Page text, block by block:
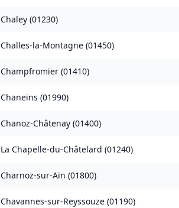
Chaley (01230)
Challes-la-Montagne (01450)
Champfromier (01410)
Chaneins (01990)
Chanoz-Châtenay (01400)
La Chapelle-du-Châtelard (01240)
Charnoz-sur-Ain (01800)
Chavannes-sur-Reyssouze (01190)